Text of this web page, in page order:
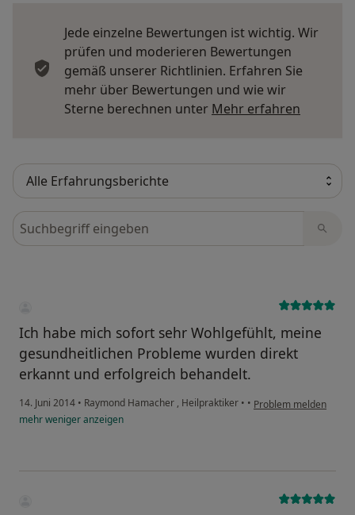
Jede einzelne Bewertungen ist wichtig. Wir
prüfen und moderieren Bewertungen
gemäß unserer Richtlinien. Erfahren Sie
mehr über Bewertungen und wie wir
Sterne berechnen unter Mehr erfahren
Bewertungen durchsuchen
Ich habe mich sofort sehr Wohlgefühlt, meine
gesundheitlichen Probleme wurden direkt
erkannt und erfolgreich behandelt.
14. Juni 2014 • Raymond Hamacher , Heilpraktiker • • Problem melden
mehrwenigeranzeigen